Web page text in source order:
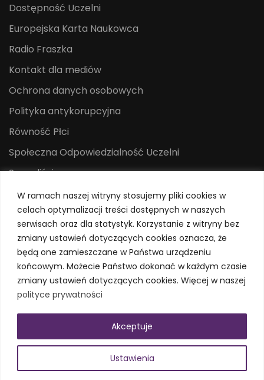
W ramach naszej witryny stosujemy pliki cookies w
celach optymalizacji treści dostępnych w naszych
serwisach oraz dla statystyk. Korzystanie z witryny bez
zmiany ustawień dotyczących cookies oznacza, że
będą one zamieszczane w Państwa urządzeniu
końcowym. Możecie Państwo dokonać w każdym czasie
zmiany ustawień dotyczących cookies. Więcej w naszej
polityce prywatności
Ustawienia
Akceptuje
Dostępność Uczelni
Europejska Karta Naukowca
Radio Fraszka
Kontakt dla mediów
Ochrona danych osobowych
Polityka antykorupcyjna
Równość Płci
Społeczna Odpowiedzialność Uczelni
Sygnaliści
Centrum Mediów i Promocji
System Identyfikacji Wizualnej
Polityka prywatności
© Uniwersytet Jana Kochanowskiego w Kielcach